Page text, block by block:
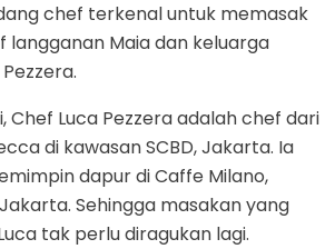
chef terkenal untuk memasak
langganan Maia dan keluarga
Chef Luca Pezzera adalah chef dari
di kawasan SCBD, Jakarta. Ia
dapur di Caffe Milano,
Sehingga masakan yang
tak perlu diragukan lagi.